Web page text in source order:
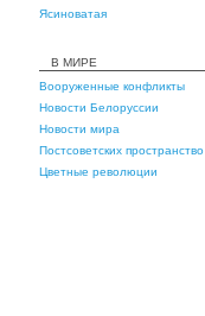
Ясиноватая
В МИРЕ
Вооруженные конфликты
Новости Белоруссии
Новости мира
Постсоветских пространство
Цветные революции